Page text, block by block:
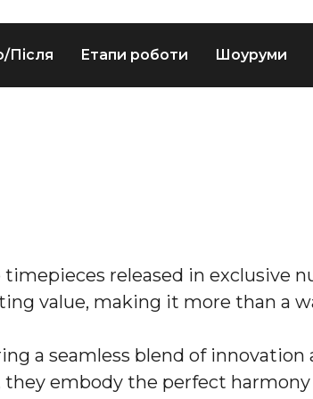
Після Етапи роботи Шоуруми
released in exclusive
value, making it more than a
a seamless blend of innovation
embody the perfect